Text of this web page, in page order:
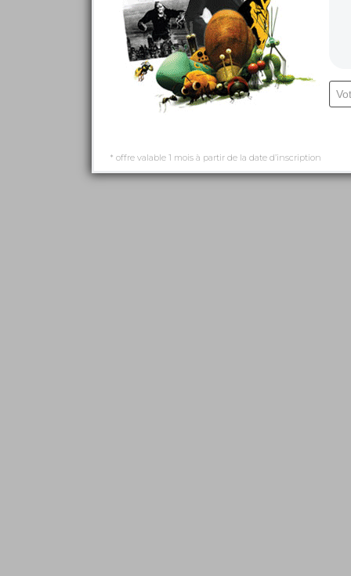
* offre valable 1 mois à partir de la date d’inscription